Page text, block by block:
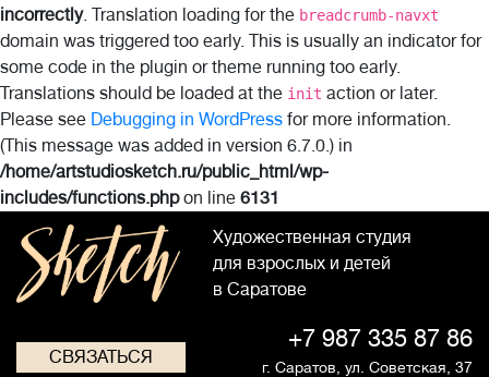
incorrectly. Translation loading for the breadcrumb-navxt
domain was triggered too early. This is usually an indicator for
some code in the plugin or theme running too early.
Translations should be loaded at the init action or later.
Please see Debugging in WordPress for more information.
(This message was added in version 6.7.0.) in
/home/artstudiosketch.ru/public_html/wp-
includes/functions.phpon line 6131
Художественная студия
для взрослых и детей
в Саратове
СВЯЗАТЬСЯ
+7 987 335 87 86
г. Саратов, ул. Советская, 37